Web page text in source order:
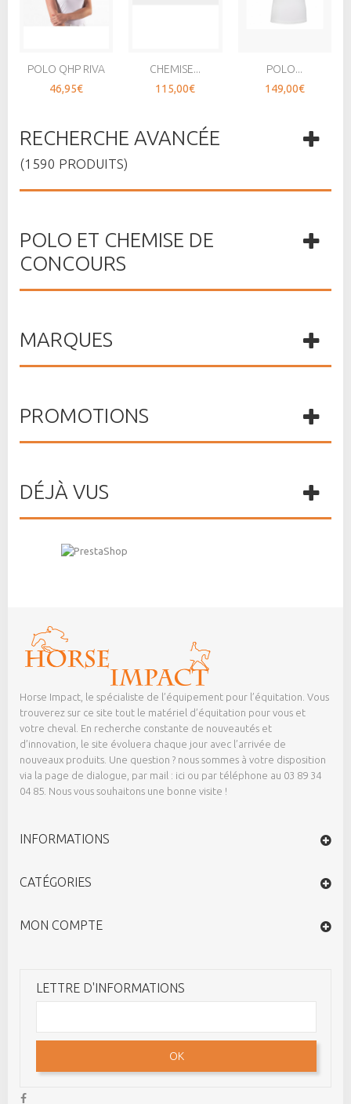
POLO QHP RIVA
46,95€
CHEMISE...
115,00€
POLO...
149,00€
RECHERCHE AVANCÉE
(1590 PRODUITS)
POLO ET CHEMISE DE
CONCOURS
MARQUES
PROMOTIONS
DÉJÀ VUS
Horse Impact, le spécialiste de l’équipement pour l’équitation. Vous
trouverez sur ce site tout le matériel d’équitation pour vous et
votre cheval. En recherche constante de nouveautés et
d’innovation, le site évoluera chaque jour avec l’arrivée de
nouveaux produits. Une question ? nous sommes à votre disposition
via la page de dialogue, par mail : ici ou par téléphone au 03 89 34
04 85. Nous vous souhaitons une bonne visite !
INFORMATIONS
CATÉGORIES
MON COMPTE
LETTRE D'INFORMATIONS
OK